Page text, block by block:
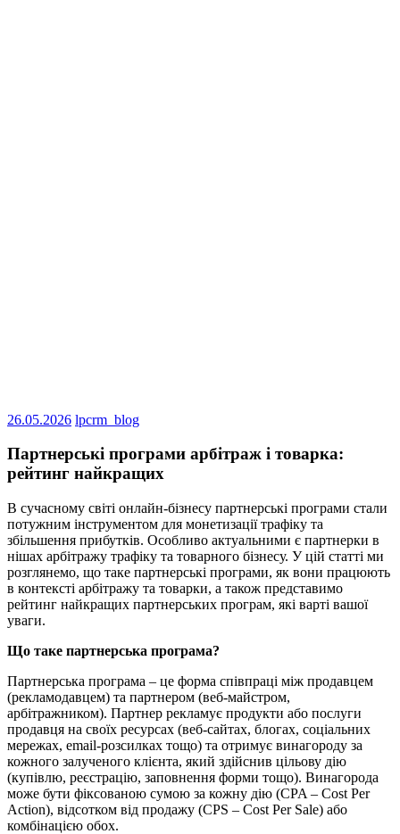
26.05.2026 lpcrm_blog
Партнерські програми арбітраж і товарка:
рейтинг найкращих
В сучасному світі онлайн-бізнесу партнерські програми стали
потужним інструментом для монетизації трафіку та
збільшення прибутків. Особливо актуальними є партнерки в
нішах арбітражу трафіку та товарного бізнесу. У цій статті ми
розглянемо, що таке партнерські програми, як вони працюють
в контексті арбітражу та товарки, а також представимо
рейтинг найкращих партнерських програм, які варті вашої
уваги.
Що таке партнерська програма?
Партнерська програма – це форма співпраці між продавцем
(рекламодавцем) та партнером (веб-майстром,
арбітражником). Партнер рекламує продукти або послуги
продавця на своїх ресурсах (веб-сайтах, блогах, соціальних
мережах, email-розсилках тощо) та отримує винагороду за
кожного залученого клієнта, який здійснив цільову дію
(купівлю, реєстрацію, заповнення форми тощо). Винагорода
може бути фіксованою сумою за кожну дію (CPA – Cost Per
Action), відсотком від продажу (CPS – Cost Per Sale) або
комбінацією обох.